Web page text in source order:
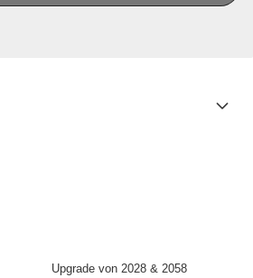
Upgrade von 2028 & 2058